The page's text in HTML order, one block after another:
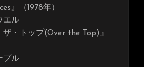
』（1978年）
エル
ザ・トップ(Over the Top)』
プル